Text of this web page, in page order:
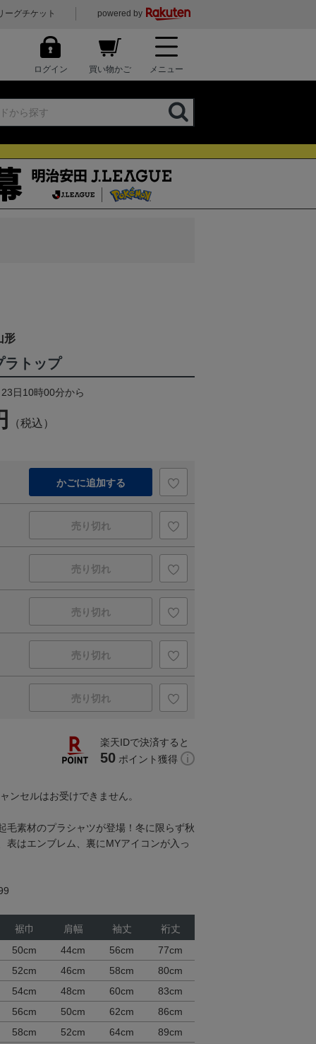
ーグチケット powered by
ログイン 買い物かご メニュー
形
ラトップ
日10時00分から
（税込）
かごに追加する
売り切れ
売り切れ
売り切れ
売り切れ
売り切れ
楽天IDで決済すると
50 ポイント獲得
ンセルはお受けできません。
毛素材のプラシャツが登場！冬に限らず秋
表はエンブレム、裏にMYアイコンが入っ
裾巾 肩幅 袖丈
裄丈
50cm
44cm 56cm
77cm
52cm
46cm 58cm
80cm
54cm
48cm 60cm
83cm
56cm
50cm 62cm
86cm
58cm
52cm 64cm
89cm